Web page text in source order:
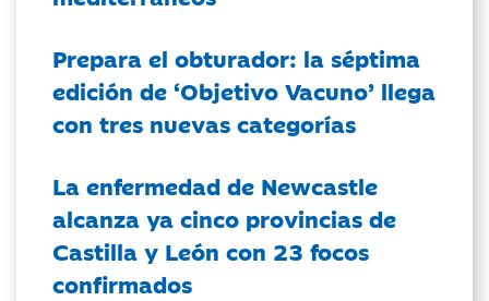
Prepara el obturador: la séptima
edición de ‘Objetivo Vacuno’ llega
con tres nuevas categorías
La enfermedad de Newcastle
alcanza ya cinco provincias de
Castilla y León con 23 focos
confirmados